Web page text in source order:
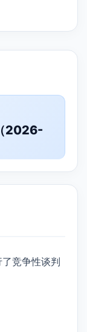
2026-
竞争性谈判